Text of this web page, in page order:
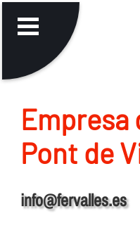
Empresa
Pont de
info@fervalles.es